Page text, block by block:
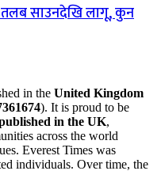
तलब साउनदेखि लागू, कुन
in the United Kingdom
). It is proud to be
in the UK,
across the world
Everest Times was
individuals. Over time, the